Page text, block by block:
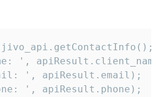
',
', apiResult.email);
', apiResult.phone);